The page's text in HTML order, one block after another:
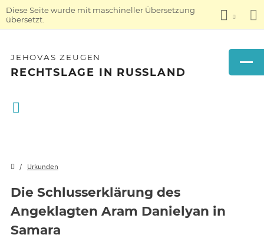
Diese Seite wurde mit maschineller Übersetzung
übersetzt.
JEHOVAS ZEUGEN
RECHTSLAGE IN RUSSLAND
Urkunden
Die Schlusserklärung des
Angeklagten Aram Danielyan in
Samara